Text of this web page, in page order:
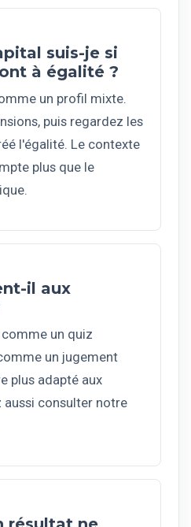
suis-je si
à égalité ?
un profil mixte.
puis regardez les
l'égalité. Le contexte
plus que le
il aux
un quiz
un jugement
plus adapté aux
aussi consulter notre